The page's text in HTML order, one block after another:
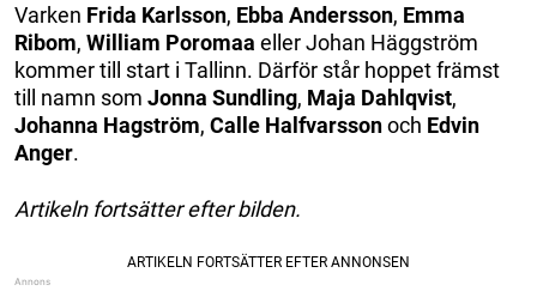
Varken Frida Karlsson, Ebba Andersson, Emma
Ribom, William Poromaa eller Johan Häggström
kommer till start i Tallinn. Därför står hoppet främst
till namn som Jonna Sundling, Maja Dahlqvist,
Johanna Hagström, Calle Halfvarssonoch Edvin
Anger.
Artikeln fortsätter efter bilden.